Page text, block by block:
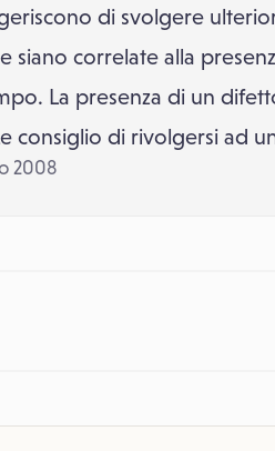
di svolgere
siano correlate alla
La presenza di un
consiglio di rivolgersi ad
2008